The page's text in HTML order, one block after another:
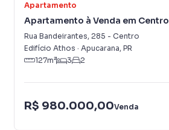
Apartamento
Apartamento à Venda em Centro
Rua Bandeirantes, 285 - Centro
Edifício Athos · Apucarana, PR
127m² 3 2
R$ 980.000,00Venda